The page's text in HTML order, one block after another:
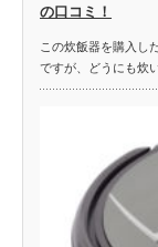
の口コミ！
この炊飯器を購入し
ですが、どうにも炊